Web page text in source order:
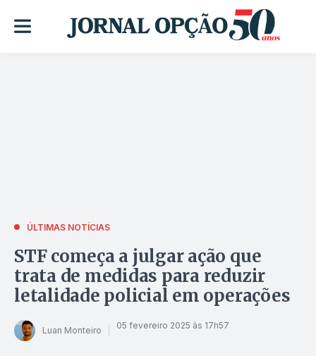
ÚLTIMAS NOTÍCIAS
STF começa a julgar ação que
trata de medidas para reduzir
letalidade policial em operações
Luan Monteiro 05 fevereiro 2025 às 17h57